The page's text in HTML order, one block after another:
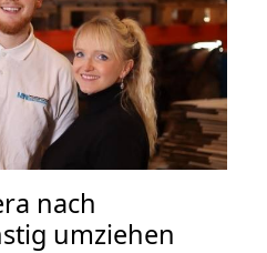
nach
umziehen